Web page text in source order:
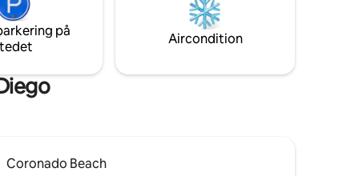
på
Aircondition
Coronado Beach